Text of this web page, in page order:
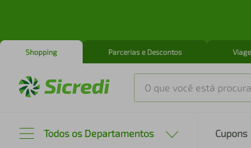
Shopping Parcerias e Descontos
O que você está
Todos os Departamentos Cupons